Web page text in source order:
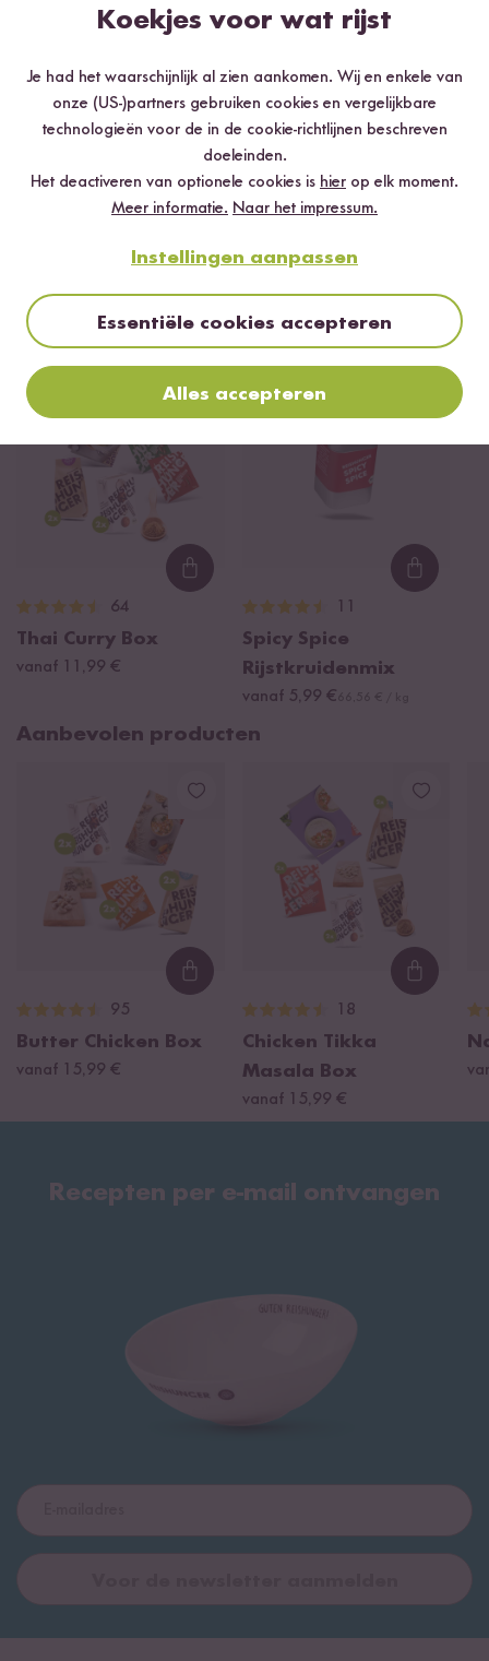
Breng op smaak met kokosbloesemsuiker en zout. Serveer met
verse koriander en Thaise basilicum.
Gekookt met
Loading...
64
Thai Curry Box
vanaf 11,99 €
11
Spicy Spice
Rijstkruidenmix
vanaf 5,99 €
Aanbevolen producten
Loading...
95
Butter Chicken Box
vanaf 15,99 €
18
Chicken Tikka
Masala Box
vanaf 15,99 €
Recepten per e-mail ontvangen
Koekjes voor wat rijst
Je had het waarschijnlijk al zien aankomen. Wij en enkele van
onze (US-)partners gebruiken cookies en vergelijkbare
technologieën voor de in de cookie-richtlijnen beschreven
doeleinden.
Het deactiveren van optionele cookies is hier op elk moment.
Meer informatie. Naar het impressum.
Instellingen aanpassen
Essentiële cookies accepteren
Alles accepteren